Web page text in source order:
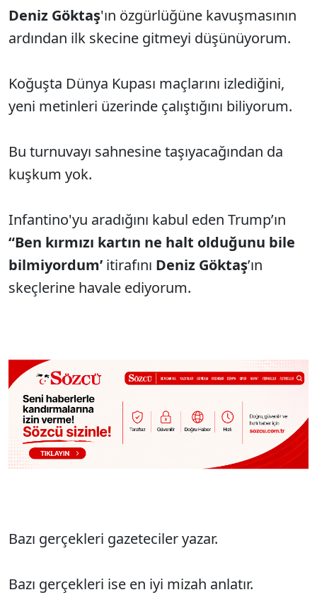
Deniz Göktaş'ın özgürlüğüne kavuşmasının
ardından ilk skecine gitmeyi düşünüyorum.
Koğuşta Dünya Kupası maçlarını izlediğini,
yeni metinleri üzerinde çalıştığını biliyorum.
Bu turnuvayı sahnesine taşıyacağından da
kuşkum yok.
Infantino'yu aradığını kabul eden Trump’ın
“Ben kırmızı kartın ne halt olduğunu bile
bilmiyordum’ itirafını Deniz Göktaş’ın
skeçlerine havale ediyorum.
Bazı gerçekleri gazeteciler yazar.
Bazı gerçekleri ise en iyi mizah anlatır.